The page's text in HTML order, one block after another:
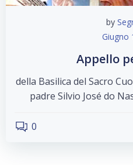
by
Giugno
Appello
della Basilica del Sacro
padre Silvio José do
0